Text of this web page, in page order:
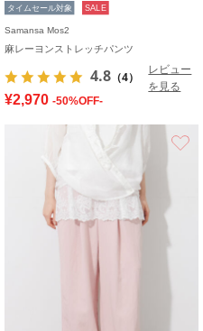
タイムセール対象 SALE
Samansa Mos2
麻レーヨンストレッチパンツ
4.8 （4）
レビュー
を見る
¥2,970 -50%OFF-